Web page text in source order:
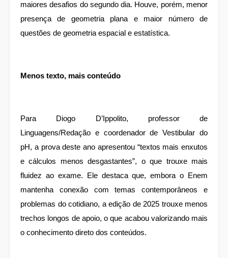
maiores desafios do segundo dia. Houve, porém, menor
presença de geometria plana e maior número de
questões de geometria espacial e estatística.
Menos texto, mais conteúdo
Para Diogo D’Ippolito, professor de
Linguagens/Redação e coordenador de Vestibular do
pH, a prova deste ano apresentou “textos mais enxutos
e cálculos menos desgastantes”, o que trouxe mais
fluidez ao exame. Ele destaca que, embora o Enem
mantenha conexão com temas contemporâneos e
problemas do cotidiano, a edição de 2025 trouxe menos
trechos longos de apoio, o que acabou valorizando mais
o conhecimento direto dos conteúdos.